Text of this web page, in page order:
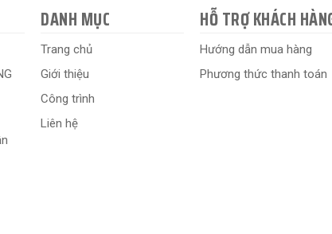
DANH MỤC
Trang chủ
Giới thiệu
Công trình
Liên hệ
HỖ TRỢ KHÁCH
Hướng dẫn mua hàng
Phương thức thanh toán